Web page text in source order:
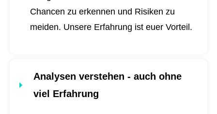
Chancen zu erkennen und Risiken zu
meiden. Unsere Erfahrung ist euer Vorteil.
Analysen verstehen - auch ohne
viel Erfahrung